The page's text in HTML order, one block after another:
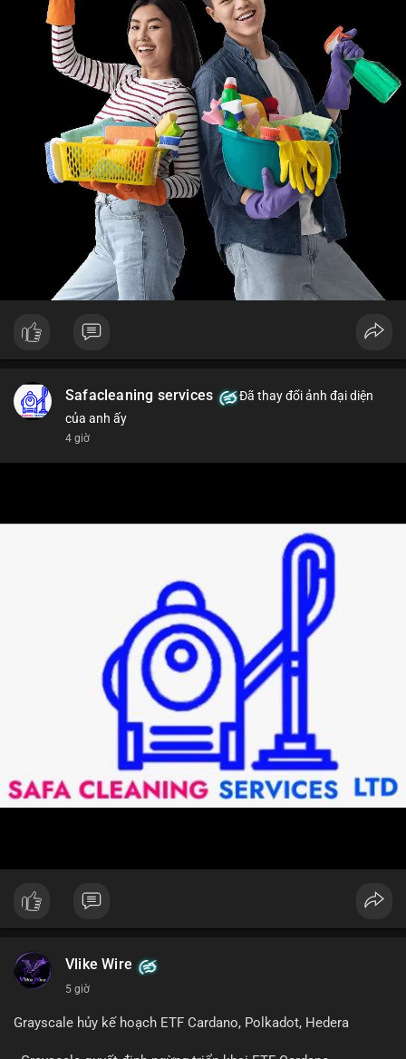
Safacleaning services
Đã thay đổi ảnh đại diện
của anh ấy
4 giờ
Vlike Wire
5 giờ
Grayscale hủy kế hoạch ETF Cardano, Polkadot, Hedera